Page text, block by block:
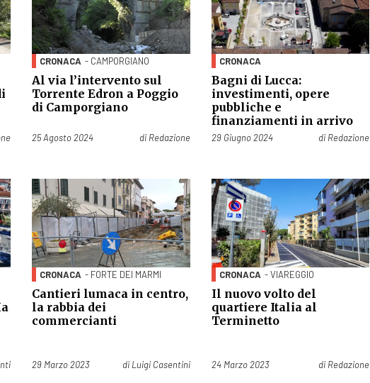
CRONACA - CAMPORGIANO
Al via l’intervento sul
Torrente Edron a Poggio
di Camporgiano
Pubblicato il
25 Agosto 2024 di Redazione
CRONACA
Bagni di Lucca:
investimenti, opere
pubbliche e
finanziamenti in arrivo
Pubblicato il
29 Giugno 2024 di Redazione
CRONACA - FORTE DEI MARMI
Cantieri lumaca in centro,
la rabbia dei
commercianti
Pubblicato il
29 Marzo 2023 di Luigi Casentini
CRONACA - VIAREGGIO
Il nuovo volto del
quartiere Italia al
Terminetto
Pubblicato il
24 Marzo 2023 di Redazione